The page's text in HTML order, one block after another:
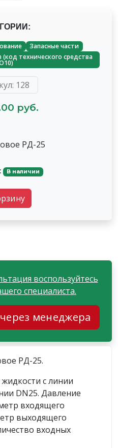
Запасные части
технического средства
128
руб.
РД-25
В наличии
воспользуйтесь
специалиста.
менеджера
РД-25.
с линии
DN25. Давление
входящего
выходящего
входных